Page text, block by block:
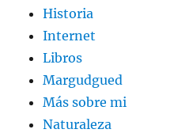
Historia
Internet
Libros
Margudgued
Más sobre mi
Naturaleza